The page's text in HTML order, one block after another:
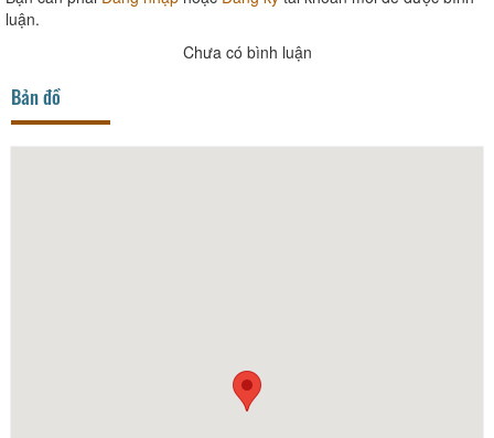
luận.
Chưa có bình luận
Bản đồ